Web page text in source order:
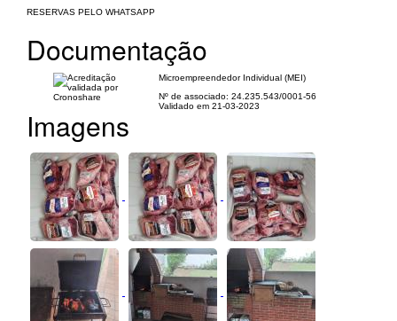
RESERVAS PELO WHATSAPP
Documentação
Microempreendedor Individual (MEI)
Nº de associado: 24.235.543/0001-56
Validado em 21-03-2023
Imagens